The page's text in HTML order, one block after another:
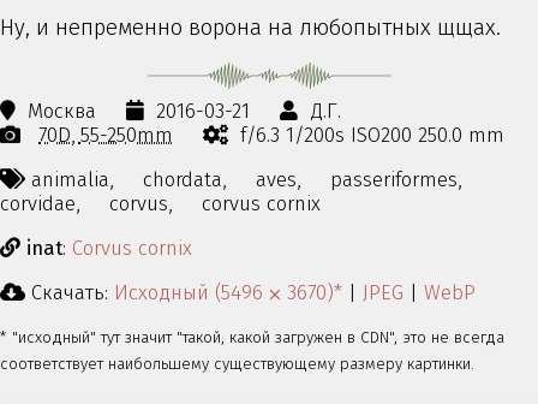
Ну, и непременно ворона на любопытных щщах.
Москва 2016-03-21
Д.Г.
70D 55-250mm
f/6.3 1/200s ISO200 250.0 mm
animalia,
chordata, aves,
passeriformes,
corvidae,
corvus,
corvus cornix
inat: Corvus cornix
Скачать: Исходный (5496 ⨉ 3670)* | JPEG | WebP
* "исходный" тут значит "такой, какой загружен в CDN", это не всегда
соответствует наибольшему существующему размеру картинки.